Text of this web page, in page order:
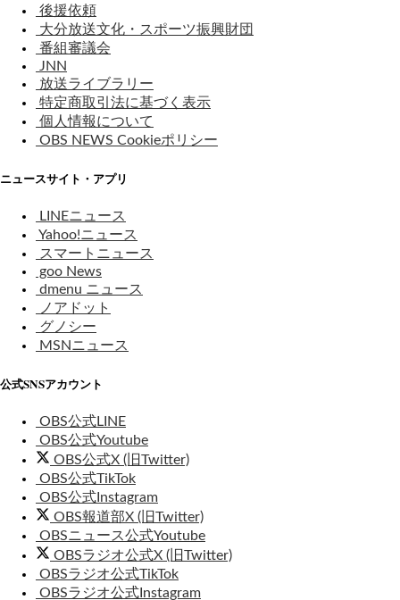
後援依頼
大分放送文化・スポーツ振興財団
番組審議会
JNN
放送ライブラリー
特定商取引法に基づく表示
個人情報について
OBS NEWS Cookieポリシー
ニュースサイト・アプリ
LINEニュース
Yahoo!ニュース
スマートニュース
goo News
dmenu ニュース
ノアドット
グノシー
MSNニュース
公式SNSアカウント
OBS公式LINE
OBS公式Youtube
OBS公式X (旧Twitter)
OBS公式TikTok
OBS公式Instagram
OBS報道部X (旧Twitter)
OBSニュース公式Youtube
OBSラジオ公式X (旧Twitter)
OBSラジオ公式TikTok
OBSラジオ公式Instagram